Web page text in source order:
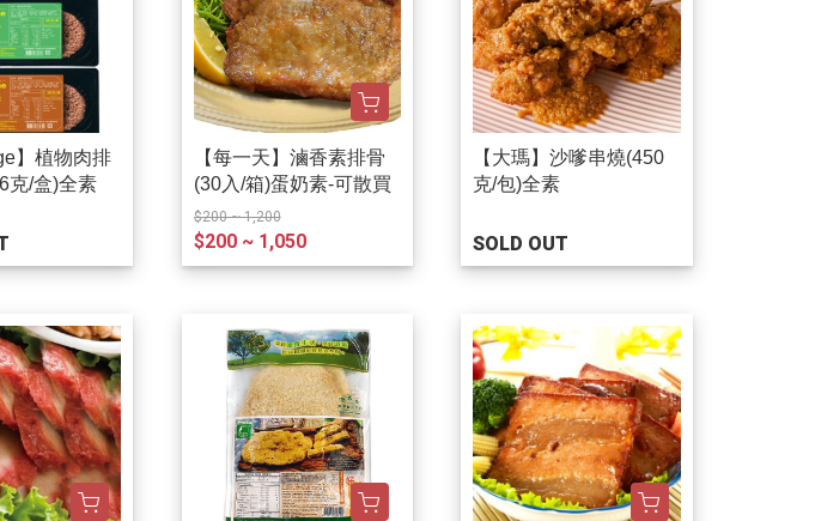
】植物肉排
克/盒)全素
【每一天】滷香素排骨
(30入/箱)蛋奶素-可散買
$200 ~ 1,200
$200 ~ 1,050
【大瑪】沙嗲串燒(450
克/包)全素
SOLD OUT